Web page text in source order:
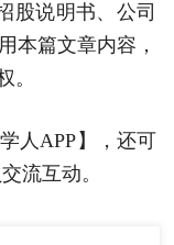
股说明书、公司
本篇文章内容，
。
人APP】，还可
流互动。